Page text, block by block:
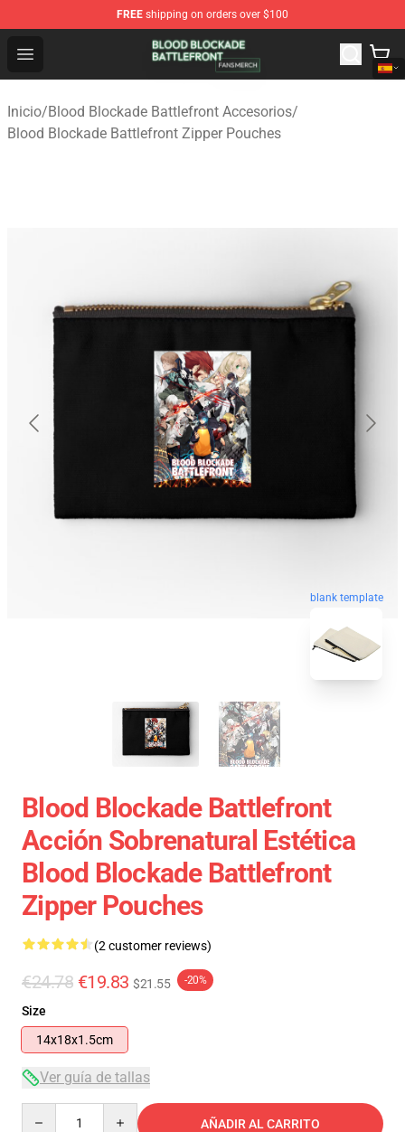
FREE shipping on orders over $100
Open menu
Blood Blockade Battlefront Shop - Official Blood
Inicio/Blood Blockade Battlefront Accesorios/
Blood Blockade Battlefront Zipper Pouches
blank template
Blood Blockade Battlefront
Acción Sobrenatural Estética
Blood Blockade Battlefront
Zipper Pouches
(2 customer reviews)
€24.78 €19.83 $21.55 -20%
Size
14x18x1.5cm
Ver guía de tallas
AÑADIR AL CARRITO